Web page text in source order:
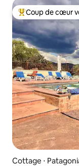
Coups de cœur
Coup de cœur
Cottage ⋅